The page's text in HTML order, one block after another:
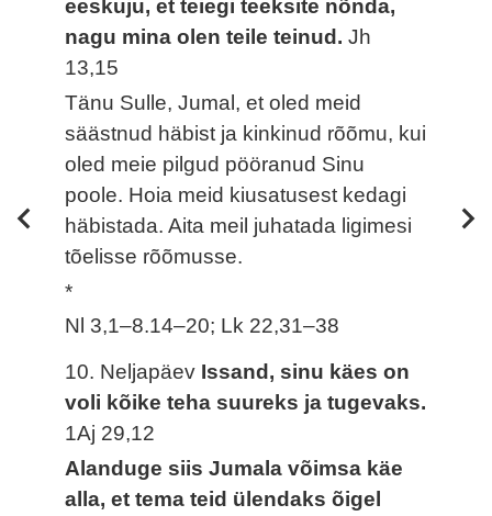
eeskuju, et teiegi teeksite nõnda,
nagu mina olen teile teinud.Jh
13,15
Tänu Sulle, Jumal, et oled meid
säästnud häbist ja kinkinud rõõmu, kui
oled meie pilgud pööranud Sinu
poole. Hoia meid kiusatusest kedagi
häbistada. Aita meil juhatada ligimesi
tõelisse rõõmusse.
*
Nl 3,1–8.14–20; Lk 22,31–38
10. Neljapäev Issand, sinu käes on
voli kõike teha suureks ja tugevaks.
1Aj 29,12
Alanduge siis Jumala võimsa käe
alla, et tema teid ülendaks õigel